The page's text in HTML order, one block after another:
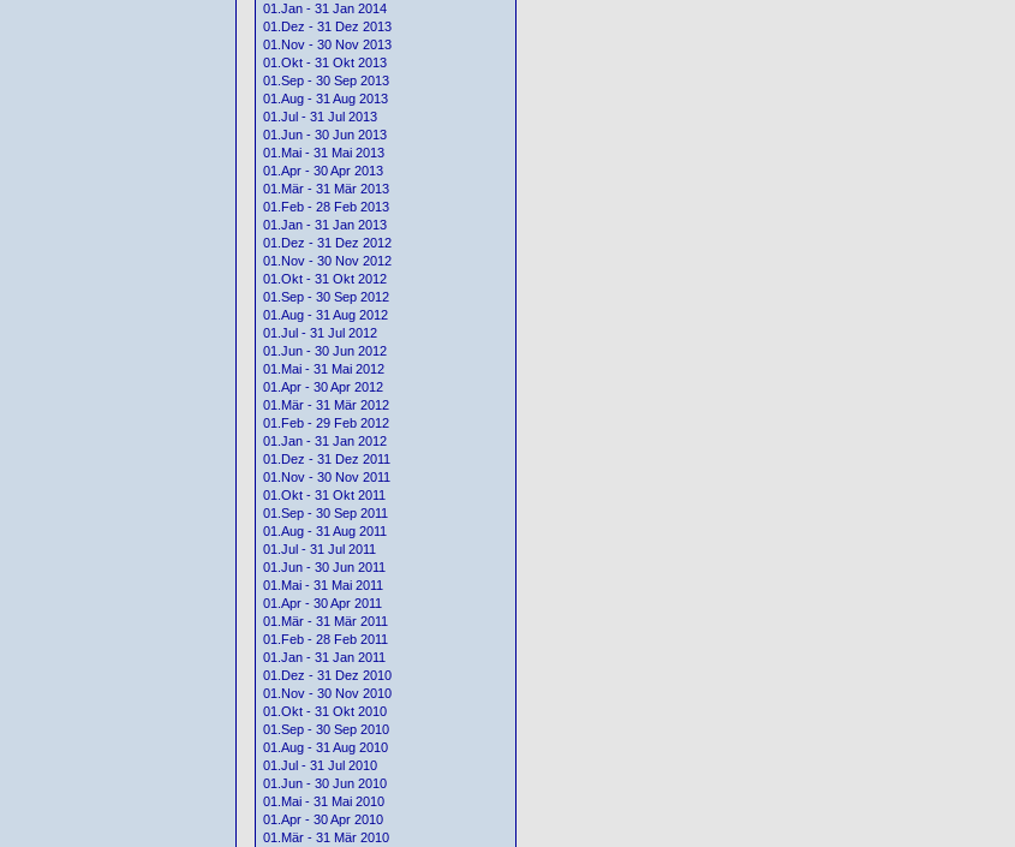
01.Jan - 31 Jan 2014
01.Dez - 31 Dez 2013
01.Nov - 30 Nov 2013
01.Okt - 31 Okt 2013
01.Sep - 30 Sep 2013
01.Aug - 31 Aug 2013
01.Jul - 31 Jul 2013
01.Jun - 30 Jun 2013
01.Mai - 31 Mai 2013
01.Apr - 30 Apr 2013
01.Mär - 31 Mär 2013
01.Feb - 28 Feb 2013
01.Jan - 31 Jan 2013
01.Dez - 31 Dez 2012
01.Nov - 30 Nov 2012
01.Okt - 31 Okt 2012
01.Sep - 30 Sep 2012
01.Aug - 31 Aug 2012
01.Jul - 31 Jul 2012
01.Jun - 30 Jun 2012
01.Mai - 31 Mai 2012
01.Apr - 30 Apr 2012
01.Mär - 31 Mär 2012
01.Feb - 29 Feb 2012
01.Jan - 31 Jan 2012
01.Dez - 31 Dez 2011
01.Nov - 30 Nov 2011
01.Okt - 31 Okt 2011
01.Sep - 30 Sep 2011
01.Aug - 31 Aug 2011
01.Jul - 31 Jul 2011
01.Jun - 30 Jun 2011
01.Mai - 31 Mai 2011
01.Apr - 30 Apr 2011
01.Mär - 31 Mär 2011
01.Feb - 28 Feb 2011
01.Jan - 31 Jan 2011
01.Dez - 31 Dez 2010
01.Nov - 30 Nov 2010
01.Okt - 31 Okt 2010
01.Sep - 30 Sep 2010
01.Aug - 31 Aug 2010
01.Jul - 31 Jul 2010
01.Jun - 30 Jun 2010
01.Mai - 31 Mai 2010
01.Apr - 30 Apr 2010
01.Mär - 31 Mär 2010